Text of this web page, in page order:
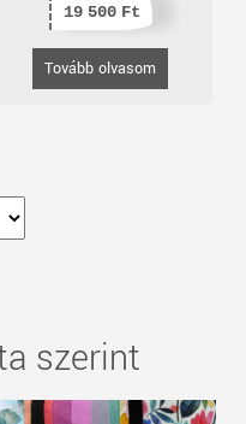
19 500 Ft
Tovább olvasom
szerint